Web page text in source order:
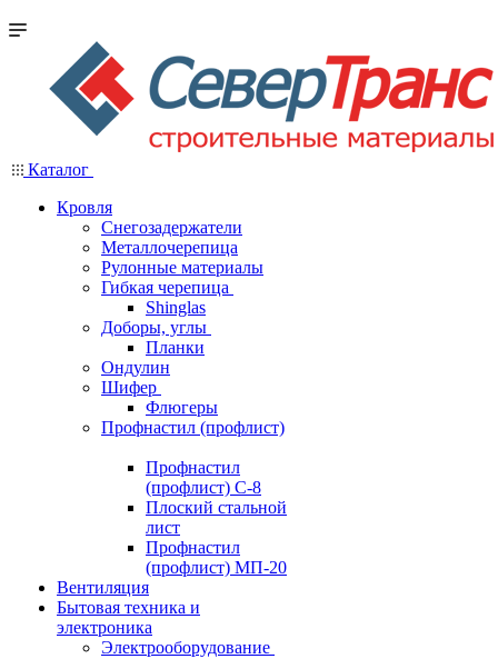
Каталог
Кровля
Снегозадержатели
Металлочерепица
Рулонные материалы
Гибкая черепица
Shinglas
Доборы, углы
Планки
Ондулин
Шифер
Флюгеры
Профнастил (профлист)
Профнастил
(профлист) С-8
Плоский стальной
лист
Профнастил
(профлист) МП-20
Вентиляция
Бытовая техника и
электроника
Электрооборудование